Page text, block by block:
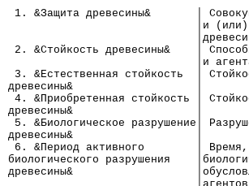
1. &Защита древесины&       │
│и
2. &Стойкость древесины&    │
│и
3. &Естественная стойкость  │
древесины&                   │
4. &Приобретенная стойкость │
древесины&                   │
5. &Биологическое разрушение│
древесины&                   │
6. &Период активного        │ Время,
биологического разрушения
древесины&